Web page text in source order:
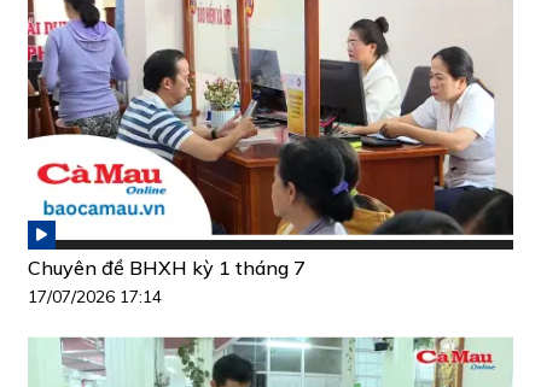
Chuyên đề BHXH kỳ 1 tháng 7
17/07/2026 17:14